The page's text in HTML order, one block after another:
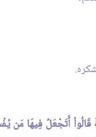
قَالُواْ أَتَجْعَلُ فِيهَا